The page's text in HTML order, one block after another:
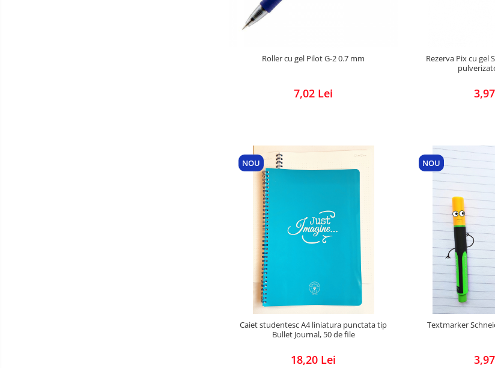
Roller cu gel Pilot G-2 0.7 mm
7,02 Lei
Rezerva Pix cu gel
NOU
Caiet studentesc A4 liniatura punctata tip
Bullet Journal, 50 de file
18,20 Lei
NOU
Textmarker